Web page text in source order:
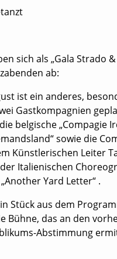
sich als „Gala Strado
ab:
ist ein anderes,
Gastkompagnien
belgische „Compagie
sowie die
Künstlerischen Leiter
Italienischen
Yard Letter“ .
Stück aus dem
Bühne, das an den
Abstimmung